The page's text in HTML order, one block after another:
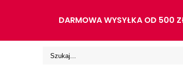
DARMOWA WYSYŁKA OD 500